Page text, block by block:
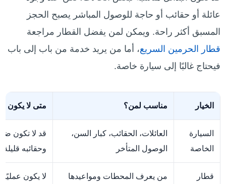
عائلة أو حقائب أو حاجة للوصول المباشر يصبح الحجز
المسبق أكثر راحة. ويمكن لمن يفضل القطار مراجعة
قطار الحرمين السريع، أما من يريد خدمة من باب إلى باب
فيحتاج غالبًا إلى سيارة خاصة.
الخيار مناسب لمن؟ متى لا يكون
السيارة
الخاصة
العائلات، الحقائب، كبار السن،
الوصول المتأخر
قد لا تكون
وحقائبه قليلة
قطار
من يعرف المحطات ومواعيدها
لا يكون عمليًا